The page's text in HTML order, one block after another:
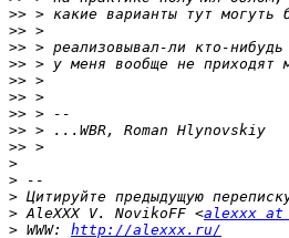
>>
>>
>>
>>
>>
>>
>>
>>
>>
>
>
>
> AleXXX V. NovikoFF <alexxx at
> WWW: http://alexxx.ru/